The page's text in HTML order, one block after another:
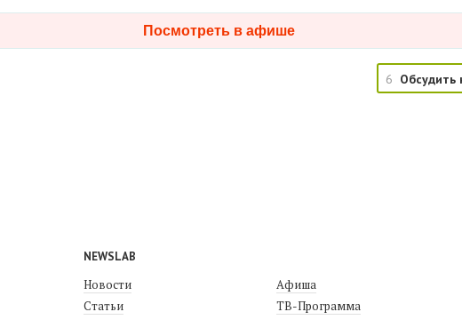
Посмотреть в афише
6 Обсудить
NEWSLAB
Новости
Статьи
Афиша
ТВ-Программа